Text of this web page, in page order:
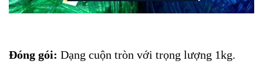
Đóng gói: Dạng cuộn tròn với trọng lượng 1kg.